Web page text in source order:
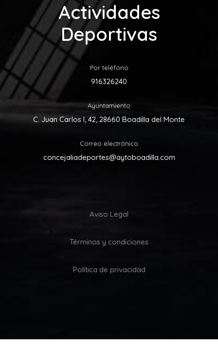
Actividades
Deportivas
Por teléfono
916326240
Ayuntamiento
C. Juan Carlos I, 42, 28660 Boadilla del Monte
Correo electrónico
concejaliadeportes@aytoboadilla.com
Aviso Legal
Términos y condiciones
Política de privacidad